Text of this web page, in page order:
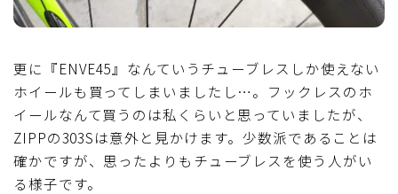
更に『ENVE45』なんていうチューブレスしか使えない
ホイールも買ってしまいましたし…。フックレスのホ
イールなんて買うのは私くらいと思っていましたが、
ZIPPの303Sは意外と見かけます。少数派であることは
確かですが、思ったよりもチューブレスを使う人がい
る様子です。